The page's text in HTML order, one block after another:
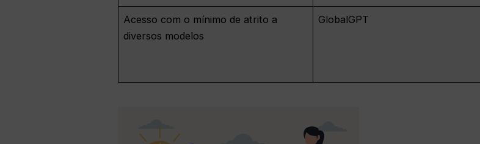
Acesso com o mínimo de atrito a
diversos modelos
GlobalGPT